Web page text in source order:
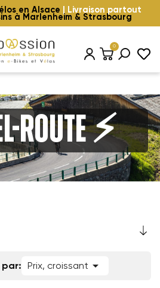
en Alsace | Livraison partout
à Marlenheim & Strasbourg
0
Route ⚡️
par: Prix, croissant 